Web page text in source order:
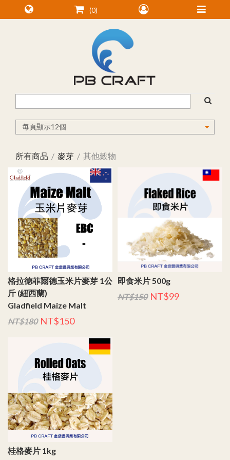
所有商品 麥芽 其他穀物
格拉德菲爾德玉米片麥芽 1公
斤 (紐西蘭)
Gladfield Maize Malt
NT$180 NT$150
即食米片 500g
NT$150 NT$99
桂格麥片 1kg
0